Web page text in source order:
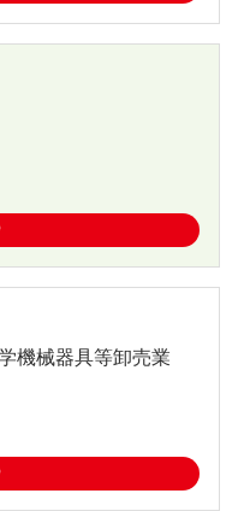
機械器具等卸売業